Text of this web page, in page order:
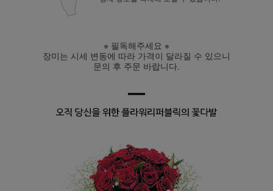
※ 필독해주세요 ※
장미는 시세 변동에 따라 가격이 달라질 수 있으니
문의 후 주문 바랍니다.